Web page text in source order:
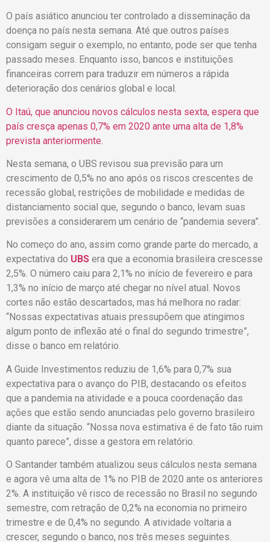
O país asiático anunciou ter controlado a disseminação da
doença no país nesta semana. Até que outros países
consigam seguir o exemplo, no entanto, pode ser que tenha
passado meses. Enquanto isso, bancos e instituições
financeiras correm para traduzir em números a rápida
deterioração dos cenários global e local.
O Itaú, que anunciou novos cálculos nesta sexta, espera que
país cresça apenas 0,7% em 2020 ante uma alta de 1,8%
prevista anteriormente.
Nesta semana, o UBS revisou sua previsão para um
crescimento de 0,5% no ano após os riscos crescentes de
recessão global, restrições de mobilidade e medidas de
distanciamento social que, segundo o banco, levam suas
previsões a considerarem um cenário de “pandemia severa”.
No começo do ano, assim como grande parte do mercado, a
expectativa do UBS era que a economia brasileira crescesse
2,5%. O número caiu para 2,1% no início de fevereiro e para
1,3% no início de março até chegar no nível atual. Novos
cortes não estão descartados, mas há melhora no radar:
“Nossas expectativas atuais pressupõem que atingimos
algum ponto de inflexão até o final do segundo trimestre”,
disse o banco em relatório.
A Guide Investimentos reduziu de 1,6% para 0,7% sua
expectativa para o avanço do PIB, destacando os efeitos
que a pandemia na atividade e a pouca coordenação das
ações que estão sendo anunciadas pelo governo brasileiro
diante da situação. “Nossa nova estimativa é de fato tão ruim
quanto parece”, disse a gestora em relatório.
O Santander também atualizou seus cálculos nesta semana
e agora vê uma alta de 1% no PIB de 2020 ante os anteriores
2%. A instituição vê risco de recessão no Brasil no segundo
semestre, com retração de 0,2% na economia no primeiro
trimestre e de 0,4% no segundo. A atividade voltaria a
crescer, segundo o banco, nos três meses seguintes.